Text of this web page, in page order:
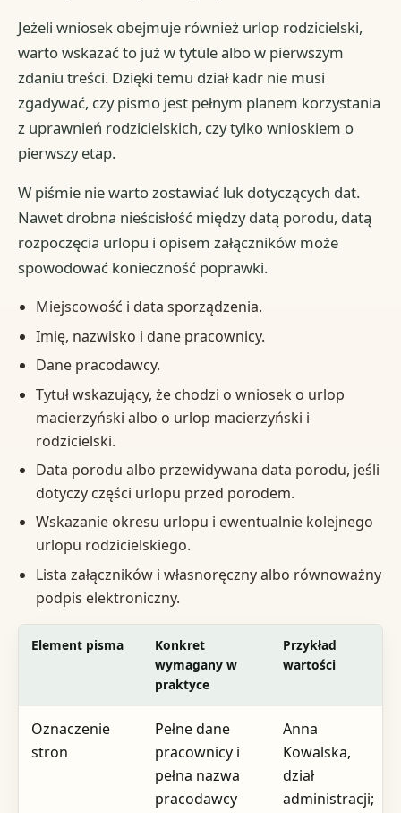
Jeżeli wniosek obejmuje również urlop rodzicielski,
warto wskazać to już w tytule albo w pierwszym
zdaniu treści. Dzięki temu dział kadr nie musi
zgadywać, czy pismo jest pełnym planem korzystania
z uprawnień rodzicielskich, czy tylko wnioskiem o
pierwszy etap.
W piśmie nie warto zostawiać luk dotyczących dat.
Nawet drobna nieścisłość między datą porodu, datą
rozpoczęcia urlopu i opisem załączników może
spowodować konieczność poprawki.
Miejscowość i data sporządzenia.
Imię, nazwisko i dane pracownicy.
Dane pracodawcy.
Tytuł wskazujący, że chodzi o wniosek o urlop
macierzyński albo o urlop macierzyński i
rodzicielski.
Data porodu albo przewidywana data porodu, jeśli
dotyczy części urlopu przed porodem.
Wskazanie okresu urlopu i ewentualnie kolejnego
urlopu rodzicielskiego.
Lista załączników i własnoręczny albo równoważny
podpis elektroniczny.
Element pisma
Konkret
wymagany w
praktyce
Przykład
wartości
Oznaczenie
stron
Pełne dane
pracownicy i
pełna nazwa
pracodawcy
Anna
Kowalska,
dział
administracji;